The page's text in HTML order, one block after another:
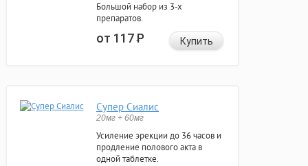
Большой набор из 3-х
препаратов.
от 117Р Купить
Супер Сиалис
20мг + 60мг
Усиление эрекции до 36 часов и
продление полового акта в
одной таблетке.